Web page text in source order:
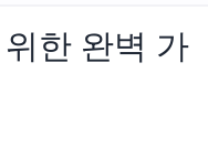
한 완벽 가